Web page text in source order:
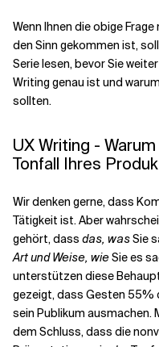
Wenn Ihnen die obige
den Sinn gekommen ist,
Serie lesen, bevor Sie
Writing genau ist und
sollten.
UX Writing -
Tonfall Ihres
Wir denken gerne, dass
Tätigkeit ist. Aber
gehört, dass das, wasSie
Art und Weise, wieSie es
unterstützen diese
gezeigt, dass Gesten 55%
sein Publikum ausmachen.
dem Schluss, dass die